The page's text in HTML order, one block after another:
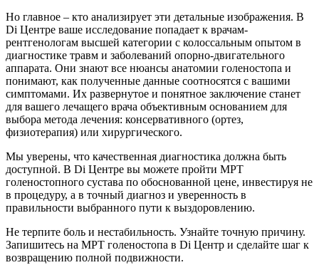
Но главное – кто анализирует эти детальные изображения. В
Di Центре ваше исследование попадает к врачам-
рентгенологам высшей категории с колоссальным опытом в
диагностике травм и заболеваний опорно-двигательного
аппарата. Они знают все нюансы анатомии голеностопа и
понимают, как полученные данные соотносятся с вашими
симптомами. Их развернутое и понятное заключение станет
для вашего лечащего врача объективным основанием для
выбора метода лечения: консервативного (ортез,
физиотерапия) или хирургического.
Мы уверены, что качественная диагностика должна быть
доступной. В Di Центре вы можете пройти МРТ
голеностопного сустава по обоснованной цене, инвестируя не
в процедуру, а в точный диагноз и уверенность в
правильности выбранного пути к выздоровлению.
Не терпите боль и нестабильность. Узнайте точную причину.
Запишитесь на МРТ голеностопа в Di Центр и сделайте шаг к
возвращению полной подвижности.